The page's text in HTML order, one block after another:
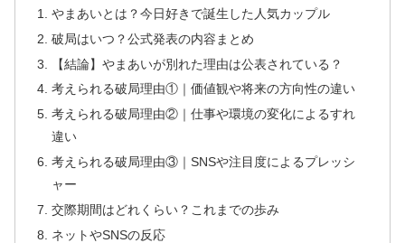
やまあいとは？今日好きで誕生した人気カップル
破局はいつ？公式発表の内容まとめ
【結論】やまあいが別れた理由は公表されている？
考えられる破局理由①｜価値観や将来の方向性の違い
考えられる破局理由②｜仕事や環境の変化によるすれ
違い
考えられる破局理由③｜SNSや注目度によるプレッシ
ャー
交際期間はどれくらい？これまでの歩み
ネットやSNSの反応